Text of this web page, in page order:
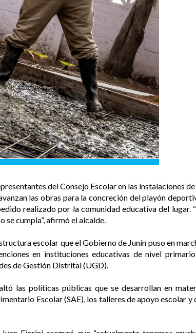
del Consejo Escolar en las instalaciones
las obras para la concreción del playón
realizado por la comunidad educativa del lugar.
cumpla”, afirmó el alcalde.
escolar que el Gobierno de Junín puso en
en instituciones educativas de nivel
de Gestión Distrital (UGD).
las políticas públicas que se desarrollan en
Escolar (SAE), los talleres de apoyo escolar y